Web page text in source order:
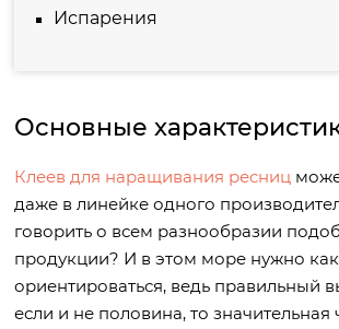
Испарения
Основные
Клеев для наращивания ресниц
даже в линейке одного
говорить о всем разнообразии
продукции? И в этом море нужно
ориентироваться, ведь правильный
если и не половина, то значительная